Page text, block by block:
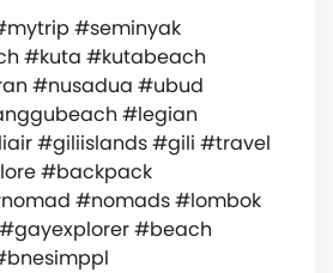
#seminyak
#kuta #kutabeach
#nusadua #ubud
#legian
#giliislands #gili #travel
#backpack
#nomads #lombok
#beach